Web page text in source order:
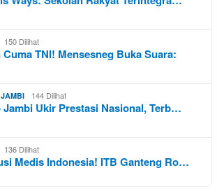
150 Dilihat
Cuma TNI! Mensesneg Buka Suara:
144 Dilihat
Jambi Ukir Prestasi Nasional, Terb…
136 Dilihat
Medis Indonesia! ITB Ganteng Ro…